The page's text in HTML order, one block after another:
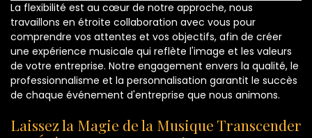
La flexibilité est au cœur de notre approche, nous
travaillons en étroite collaboration avec vous pour
comprendre vos attentes et vos objectifs, afin de créer
une expérience musicale qui reflète l'image et les valeurs
de votre entreprise. Notre engagement envers la qualité, le
professionnalisme et la personnalisation garantit le succès
de chaque événement d'entreprise que nous animons.
Laissez la Magie de la Musique Transcender